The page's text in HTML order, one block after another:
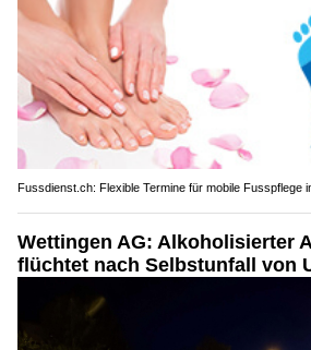
Fussdienst.ch: Flexible Termine für mobile Fusspflege
Wettingen AG: Alkoholisierter
flüchtet nach Selbstunfall von